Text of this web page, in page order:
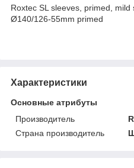
Roxtec SL sleeves, primed,
Ø140/126-55mm primed
Характеристики
Основные атрибуты
Производитель
Страна производитель